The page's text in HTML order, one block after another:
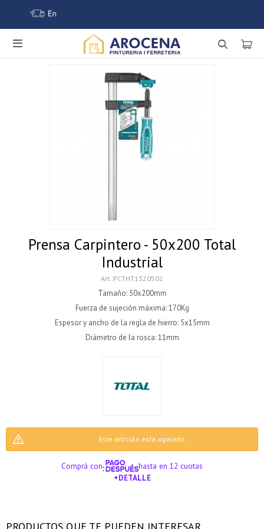

Prensa Carpintero - 50x200 Total
Industrial
PCTHT1320502
Tamaño: 50x200mm
Fuerza de sujeción máxima: 170Kg
Espesor y ancho de la regla de hierro: 5x15mm
Diámetro de la rosca: 11mm
Este artículo está agotado.
Comprá con
hasta en 12 cuotas
+DETALLE
PRODUCTOS QUE TE PUEDEN INTERESAR